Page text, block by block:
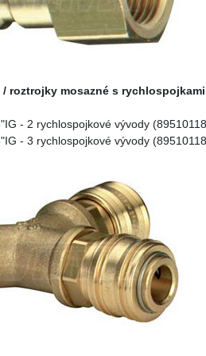
/ roztrojky mosazné s rychlospojkami
- 2 rychlospojkové vývody
- 3 rychlospojkové vývody